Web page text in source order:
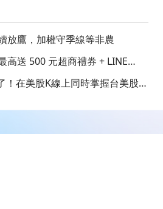
放鷹，加權守季線等非農
高送 500 元超商禮券 + LINE
！在美股K線上同時掌握台美股損